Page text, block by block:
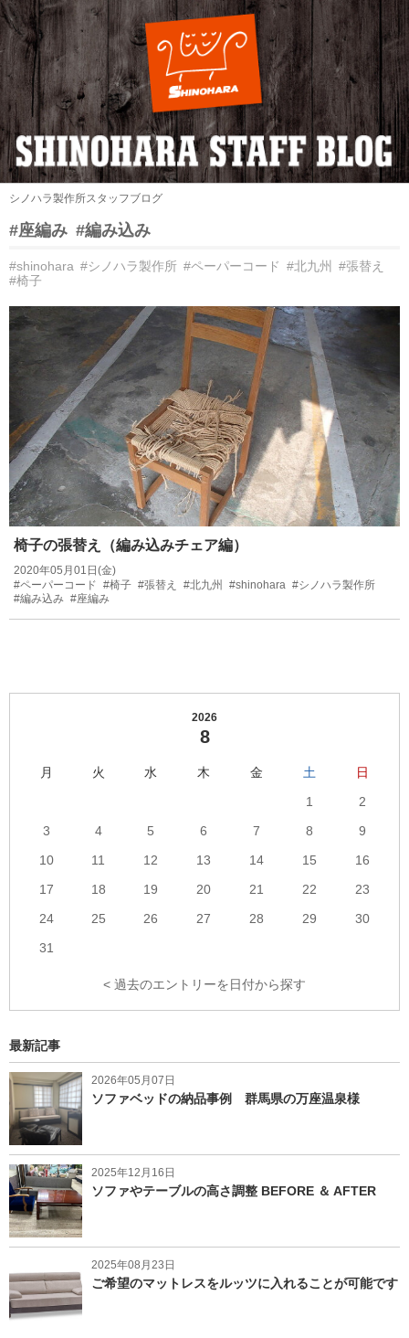
シノハラ製作所スタッフブログ
#座編み #編み込み
#shinohara #シノハラ製作所 #ペーパーコード #北九州
#張替え
#椅子
椅子の張替え（編み込みチェア編）
2020年05月01日(金)
#ペーパーコード #椅子 #張替え #北九州 #shinohara #シノハラ製作所
#編み込み #座編み
2026
8
月 火 水 木 金 土
日
1
2
3
4 5 6 7 8
9
10
11 12 13 14 15
16
17
18 19 20 21 22
23
24
25 26 27 28 29
30
31
< 過去のエントリーを日付から探す
最新記事
2026年05月07日
ソファベッドの納品事例 群馬県の万座温泉様
2025年12月16日
ソファやテーブルの高さ調整 BEFORE ＆ AFTER
2025年08月23日
ご希望のマットレスをルッツに入れることが可能です